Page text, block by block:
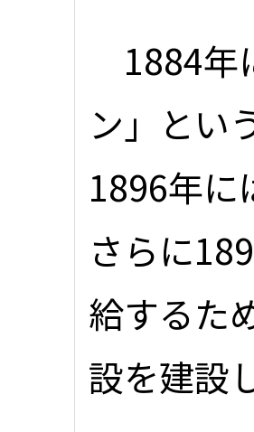
1884年
ン」とい
1896年に
さらに
給するた
設を建設